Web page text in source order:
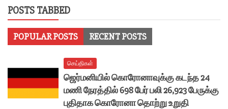
POSTS TABBED
POPULAR POSTS RECENT POSTS
செய்திகள்
ஜெர்மனியில் கொரோனாவுக்கு கடந்த 24
மணி நேரத்தில் 698 பேர் பலி 26,923 பேருக்கு
புதிதாக கொரோனா தொற்று உறுதி